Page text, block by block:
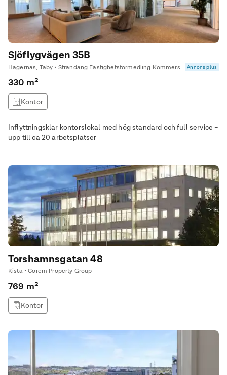
Sjöflygvägen 35B
Hägernäs, Täby • Strandäng Fastighetsförmedling Kommersiella Annons plus
330 m²
Kontor
Inflyttningsklar kontorslokal med hög standard och full service –
upp till ca 20 arbetsplatser
Torshamnsgatan 48
Kista • Corem Property Group
769 m²
Kontor